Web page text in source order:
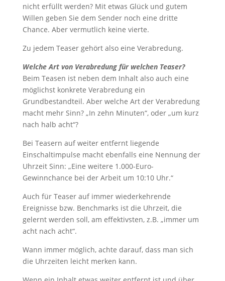
nicht erfüllt werden? Mit etwas Glück und gutem
Willen geben Sie dem Sender noch eine dritte
Chance. Aber vermutlich keine vierte.
Zu jedem Teaser gehört also eine Verabredung.
Welche Art von Verabredung für welchen Teaser?
Beim Teasen ist neben dem Inhalt also auch eine
möglichst konkrete Verabredung ein
Grundbestandteil. Aber welche Art der Verabredung
macht mehr Sinn? „In zehn Minuten“, oder „um kurz
nach halb acht“?
Bei Teasern auf weiter entfernt liegende
Einschaltimpulse macht ebenfalls eine Nennung der
Uhrzeit Sinn: „Eine weitere 1.000-Euro-
Gewinnchance bei der Arbeit um 10:10 Uhr.“
Auch für Teaser auf immer wiederkehrende
Ereignisse bzw. Benchmarks ist die Uhrzeit, die
gelernt werden soll, am effektivsten, z.B. „immer um
acht nach acht“.
Wann immer möglich, achte darauf, dass man sich
die Uhrzeiten leicht merken kann.